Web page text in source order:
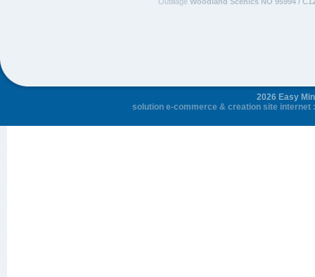
2026 Easy
solution e-commerce & creation site internet